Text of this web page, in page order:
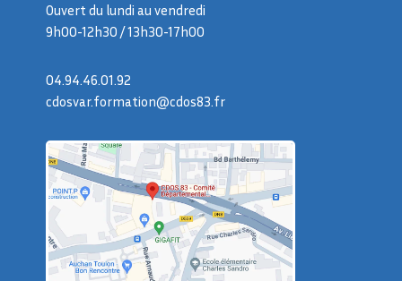
Ouvert du lundi au vendredi
9h00-12h30 / 13h30-17h00
04.94.46.01.92
cdosvar.formation@cdos83.fr